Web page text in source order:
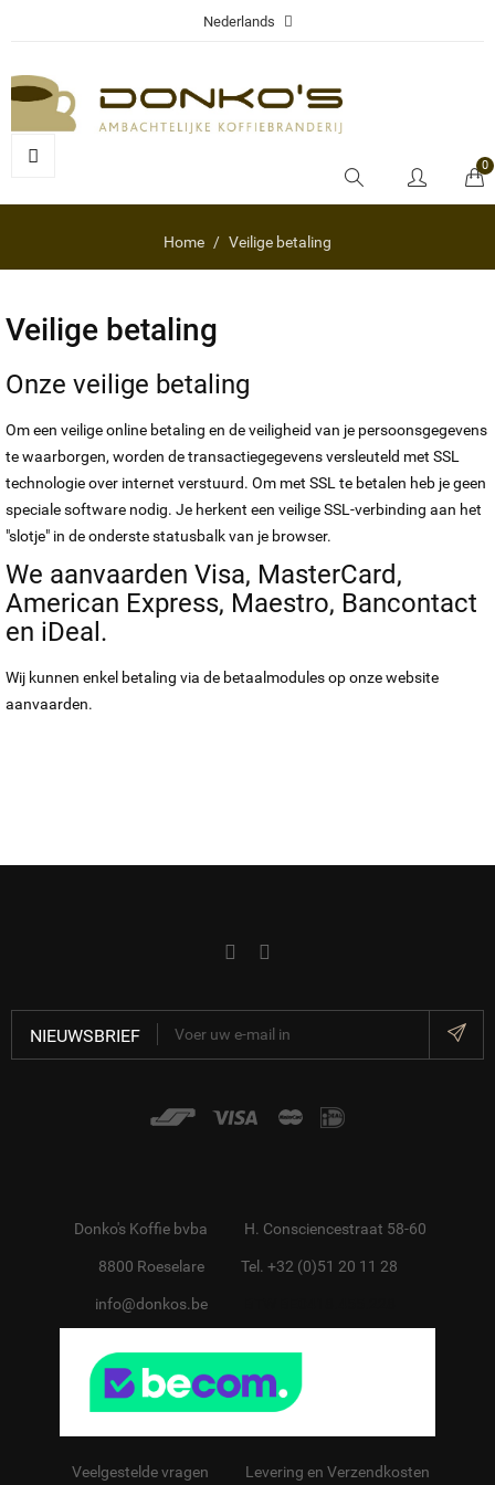
Nederlands
0
Home Veilige betaling
Veilige betaling
Onze veilige betaling
Om een veilige online betaling en de veiligheid van je persoonsgegevens
te waarborgen, worden de transactiegegevens versleuteld met SSL
technologie over internet verstuurd. Om met SSL te betalen heb je geen
speciale software nodig. Je herkent een veilige SSL-verbinding aan het
"slotje" in de onderste statusbalk van je browser.
We aanvaarden Visa, MasterCard,
American Express, Maestro, Bancontact
en iDeal.
Wij kunnen enkel betaling via de betaalmodules op onze website
aanvaarden.
NIEUWSBRIEF
Donko's Koffie bvba H. Consciencestraat 58-60
8800 Roeselare Tel. +32 (0)51 20 11 28
info@donkos.be
Veelgestelde vragen Levering en Verzendkosten